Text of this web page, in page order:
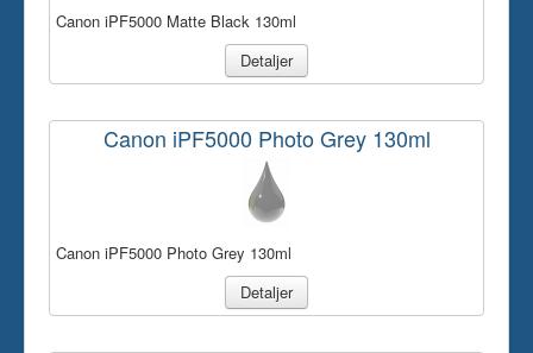
Canon iPF5000 Matte Black 130ml
Detaljer
Canon iPF5000 Photo Grey 130ml
Canon iPF5000 Photo Grey 130ml
Detaljer